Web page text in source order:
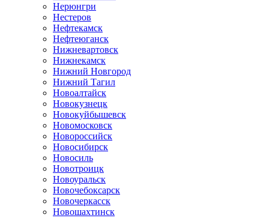
Нерюнгри
Нестеров
Нефтекамск
Нефтеюганск
Нижневартовск
Нижнекамск
Нижний Новгород
Нижний Тагил
Новоалтайск
Новокузнецк
Новокуйбышевск
Новомосковск
Новороссийск
Новосибирск
Новосиль
Новотроицк
Новоуральск
Новочебоксарск
Новочеркасск
Новошахтинск